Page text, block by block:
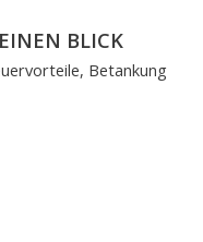
BLICK
Betankung